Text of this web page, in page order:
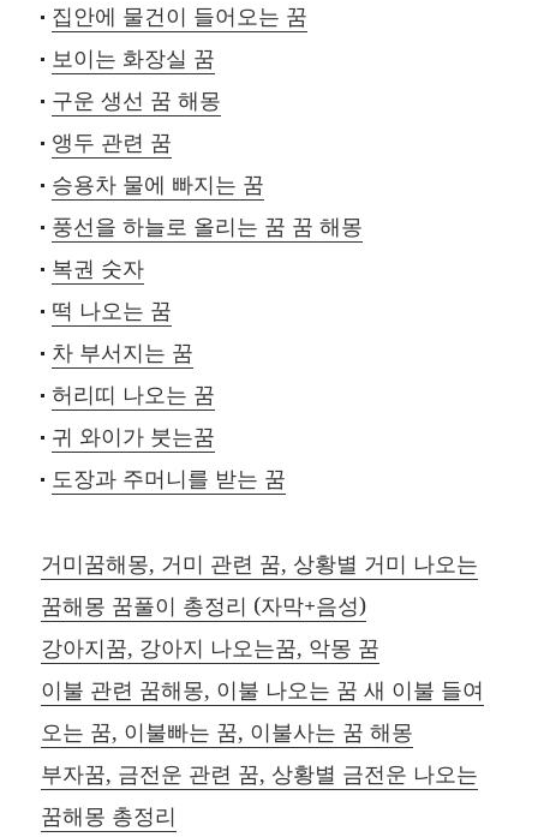
집안에 물건이 들어오는 꿈
보이는 화장실 꿈
구운 생선 꿈 해몽
앵두 관련 꿈
승용차 물에 빠지는 꿈
풍선을 하늘로 올리는 꿈 꿈 해몽
복권 숫자
떡 나오는 꿈
차 부서지는 꿈
허리띠 나오는 꿈
귀 와이가 붓는꿈
도장과 주머니를 받는 꿈
거미꿈해몽, 거미 관련 꿈, 상황별 거미 나오는
꿈해몽 꿈풀이 총정리 (자막+음성)
강아지꿈, 강아지 나오는꿈, 악몽 꿈
이불 관련 꿈해몽, 이불 나오는 꿈 새 이불 들여
오는 꿈, 이불빠는 꿈, 이불사는 꿈 해몽
부자꿈, 금전운 관련 꿈, 상황별 금전운 나오는
꿈해몽 총정리